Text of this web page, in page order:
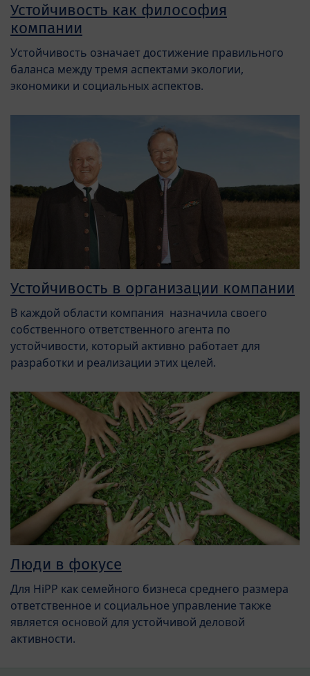
Устойчивость как философия
компании
Устойчивость означает достижение правильного
баланса между тремя аспектами экологии,
экономики и социальных аспектов.
Устойчивость в организации компании
В каждой области компания назначила своего
собственного ответственного агента по
устойчивости, который активно работает для
разработки и реализации этих целей.
Люди в фокусе
Для HiPP как семейного бизнеса среднего размера
ответственное и социальное управление также
является основой для устойчивой деловой
активности.